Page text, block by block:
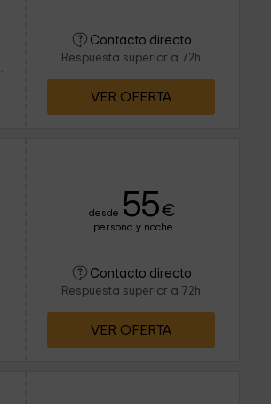
Contacto directo
Respuesta superior a 72h
VER OFERTA
desde 55€
persona y noche
Contacto directo
Respuesta superior a 72h
VER OFERTA